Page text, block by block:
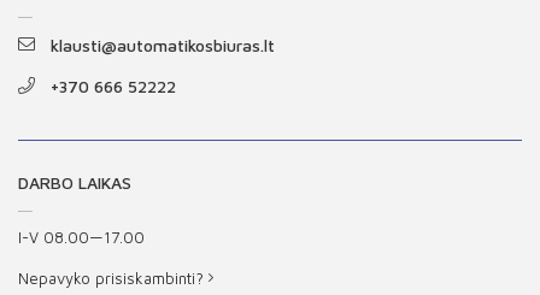
klausti@automatikosbiuras.lt
+370 666 52222
DARBO LAIKAS
I-V 08.00—17.00
Nepavyko prisiskambinti?